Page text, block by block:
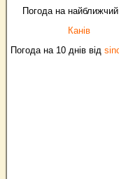
Погода на
Канів
Погода на 10 днів від